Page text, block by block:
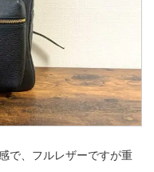
で、フルレザーですが重